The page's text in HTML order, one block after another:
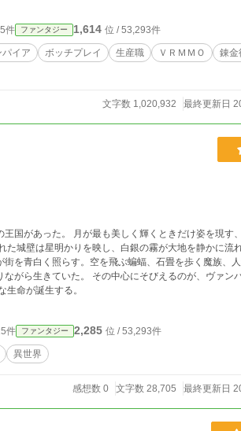
言うよりも密度が濃い目を意識しています。そのため
能性が高いです。 あくまで暗躍であり、暗殺ではありませ
件 ファンタジー 1,614 位 / 53,293件
パイア ボッチプレイ 生産職 ＶＲＭＭＯ
錬金
文字数 1,020,932 最終更新日
姿を現す、永遠の闇に包まれた大陸――
街を青白く照らす。空を飛ぶ蝙蝠、石畳を歩く魔族
ながら生きていた。 その中心にそびえるのが、ヴァ
生命が誕生する。
件 ファンタジー 2,285 位 / 53,293件
異世界
感想数 0 文字数 28,705 最終更新日